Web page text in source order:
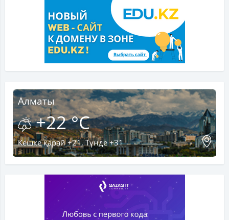
Алматы
+22 °C
Кешке қарай +21, Түнде +31